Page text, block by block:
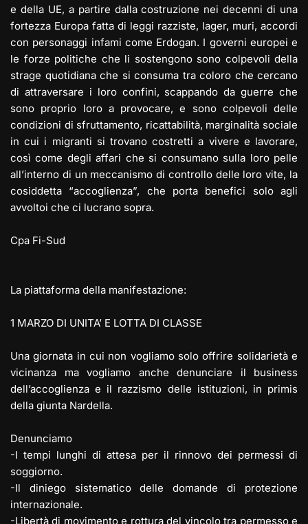
e della UE, a partire dalla costruzione nei decenni di una
fortezza Europa fatta di leggi razziste, lager, muri, accordi
con personaggi infami come Erdogan. I governi europei e
le forze politiche che li sostengono sono colpevoli della
strage quotidiana che si consuma tra coloro che cercano
di attraversare i loro confini, scappando da guerre che
sono proprio loro a provocare, e sono colpevoli delle
condizioni di sfruttamento, ricattabilità, marginalità sociale
in cui i migranti si trovano costretti a vivere e lavorare,
così come degli affari che si consumano sulla loro pelle
all’interno di un meccanismo di controllo delle loro vite, la
cosiddetta “accoglienza”, che porta benefici solo agli
avvoltoi che ci lucrano sopra.
Cpa Fi-Sud
La piattaforma della manifestazione:
1 MARZO DI UNITA’ E LOTTA DI CLASSE
Una giornata in cui non vogliamo solo offrire solidarietà e
vicinanza ma vogliamo anche denunciare il business
dell’accoglienza e il razzismo delle istituzioni, in primis
della giunta Nardella.
Denunciamo
-I tempi lunghi di attesa per il rinnovo dei permessi di
soggiorno.
-Il diniego sistematico delle domande di protezione
internazionale.
-Libertà di movimento e rottura del vincolo tra permesso e